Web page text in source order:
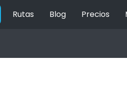
Rutas Blog Precios